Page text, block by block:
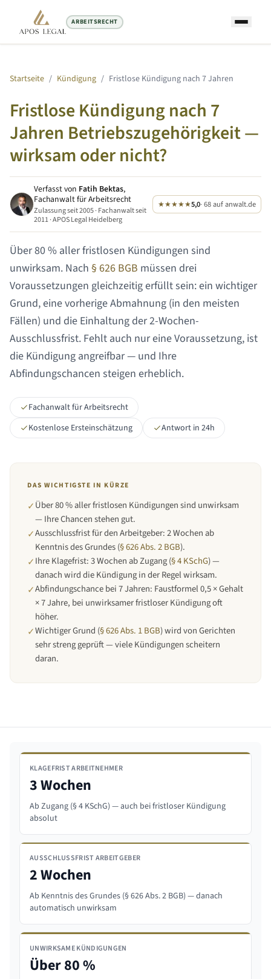
ARBEITSRECHT
Startseite / Kündigung / Fristlose Kündigung nach 7 Jahren
Fristlose Kündigung nach 7
Jahren Betriebszugehörigkeit —
wirksam oder nicht?
Verfasst von Fatih Bektas,
Fachanwalt für Arbeitsrecht
Zulassung seit 2005 · Fachanwalt seit
2011 · APOS Legal Heidelberg
★★★★★5,0· 68 auf anwalt.de
Über 80 % aller fristlosen Kündigungen sind
unwirksam. Nach § 626 BGB müssen drei
Voraussetzungen gleichzeitig erfüllt sein: ein wichtiger
Grund, eine vorherige Abmahnung (in den meisten
Fällen) und die Einhaltung der 2-Wochen-
Ausschlussfrist. Fehlt auch nur eine Voraussetzung, ist
die Kündigung angreifbar — und Ihre
Abfindungschancen steigen erheblich.
Fachanwalt für Arbeitsrecht
Kostenlose Ersteinschätzung
Antwort in 24h
DAS WICHTIGSTE IN KÜRZE
✓Über 80 % aller fristlosen Kündigungen sind unwirksam
— Ihre Chancen stehen gut.
✓Ausschlussfrist für den Arbeitgeber: 2 Wochen ab
Kenntnis des Grundes (§ 626 Abs. 2 BGB).
✓Ihre Klagefrist: 3 Wochen ab Zugang (§ 4 KSchG) —
danach wird die Kündigung in der Regel wirksam.
✓Abfindungschance bei 7 Jahren: Faustformel 0,5 × Gehalt
× 7 Jahre, bei unwirksamer fristloser Kündigung oft
höher.
✓Wichtiger Grund (§ 626 Abs. 1 BGB) wird von Gerichten
sehr streng geprüft — viele Kündigungen scheitern
daran.
KLAGEFRIST ARBEITNEHMER
3 Wochen
Ab Zugang (§ 4 KSchG) — auch bei fristloser Kündigung
absolut
AUSSCHLUSSFRIST ARBEITGEBER
2 Wochen
Ab Kenntnis des Grundes (§ 626 Abs. 2 BGB) — danach
automatisch unwirksam
UNWIRKSAME KÜNDIGUNGEN
Über 80 %